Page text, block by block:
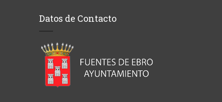
Datos de Contacto